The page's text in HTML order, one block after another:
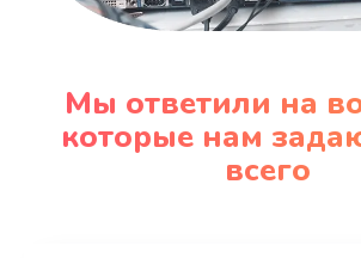
Мы ответили на
которые нам
всего